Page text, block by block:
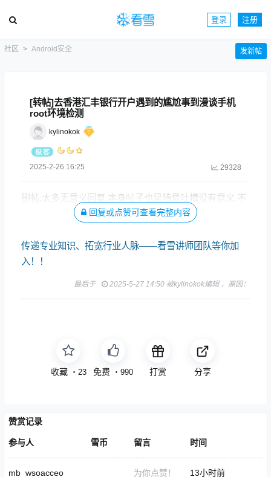
登录 注册
社区 Android安全 发新帖
[转帖]去香港汇丰银行开户遇到的尴尬事到漫谈手机
root环境检测
kylinokok
2025-2-26 16:25 29328
删帖,太多无意义回复.本身帖子也是随意吐槽没有意义.不
占用大家时间
回复或点赞可查看完整内容
传递专业知识、拓宽行业人脉——看雪讲师团队等你加
入！！
最后于 2025-5-27 14:50 被kylinokok编辑 ，原因：
收藏 ・ 23 免费 ・ 990 打赏 分享
赞赏记录
参与人 雪币 留言 时间
mb_wsoacceo 为你点赞！ 13小时前